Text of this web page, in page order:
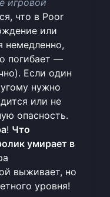
что в Poor
или
немедленно,
погибает —
Если один
нужно
или не
опасность.
! Что
умирает в
выживает, но
уровня!